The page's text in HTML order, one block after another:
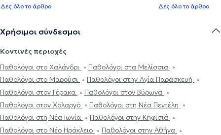
Δες όλο το άρθρο Δες όλο το άρθρο
Χρήσιμοι σύνδεσμοι
Κοντινές περιοχές
Παθολόγοι στο Χαλάνδρι
Παθολόγοι στα Μελίσσια
Παθολόγοι στο Μαρούσι
Παθολόγοι στην Αγία Παρασκευή
Παθολόγοι στον Γέρακα
Παθολόγοι στον Βύρωνα
Παθολόγοι στον Χολαργό
Παθολόγοι στη Νέα Πεντέλη
Παθολόγοι στη Νέα Ιωνία
Παθολόγοι στην Κηφισιά
Παθολόγοι στο Νέο Ηράκλειο
Παθολόγοι στην Αθήνα